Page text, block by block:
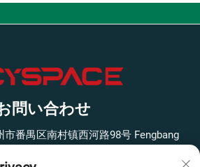
問い合わせ
市番禺区南村镇西河路98号 Fengbang